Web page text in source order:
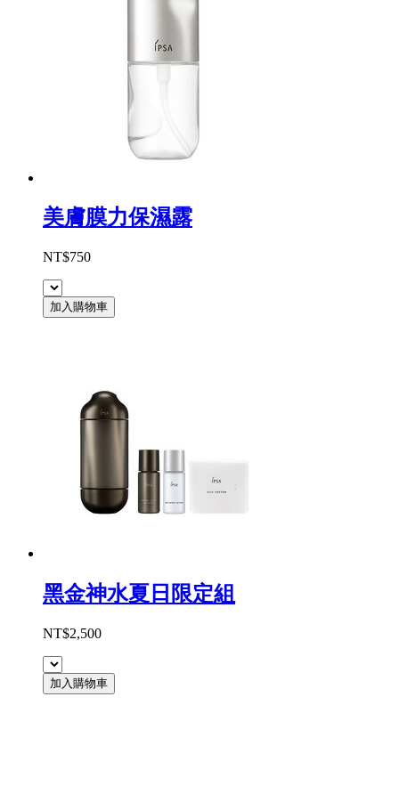
美膚膜力保濕露
NT$750
加入購物車
黑金神水夏日限定組
NT$2,500
加入購物車